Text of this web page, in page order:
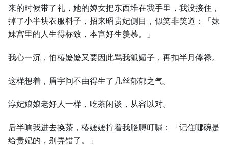
来的时候带了礼，她的婢女把东西堆在我手里，我没接住，
掉了小半块衣服料子，招来昭贵妃侧目，似笑非笑道：「妹
妹宫里的人生得标致，本宫好生羡慕。」
我心一沉，怕椿嬷嬷又要因此骂我狐媚子，再扣半月俸禄。
这样想着，眉宇间不由得生了几丝郁郁之气。
淳妃娘娘老好人一样，吃茶闲谈，从容以对。
后半晌我进去换茶，椿嬷嬷拧着我胳膊叮嘱：「记住哪碗是
给贵妃的，别弄错了。」